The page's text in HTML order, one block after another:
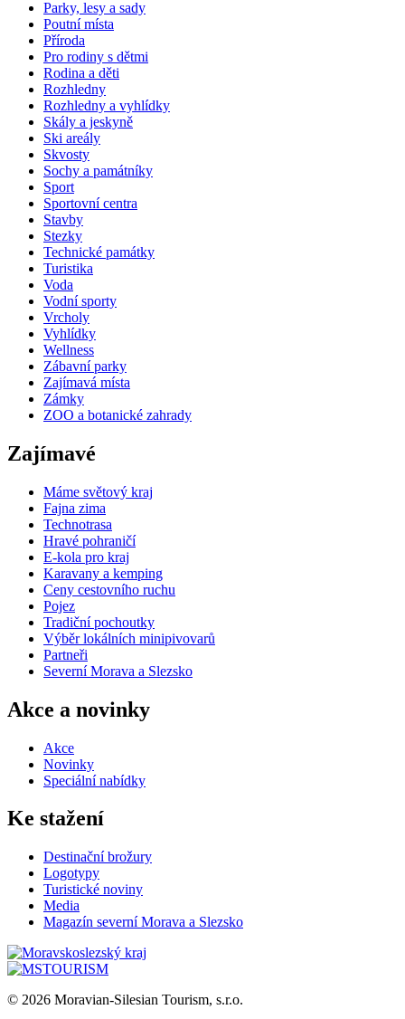
Parky, lesy a sady
Poutní místa
Příroda
Pro rodiny s dětmi
Rodina a děti
Rozhledny
Rozhledny a vyhlídky
Skály a jeskyně
Ski areály
Skvosty
Sochy a památníky
Sport
Sportovní centra
Stavby
Stezky
Technické památky
Turistika
Voda
Vodní sporty
Vrcholy
Vyhlídky
Wellness
Zábavní parky
Zajímavá místa
Zámky
ZOO a botanické zahrady
Zajímavé
Máme světový kraj
Fajna zima
Technotrasa
Hravé pohraničí
E-kola pro kraj
Karavany a kemping
Ceny cestovního ruchu
Pojez
Tradiční pochoutky
Výběr lokálních minipivovarů
Partneři
Severní Morava a Slezsko
Akce a novinky
Akce
Novinky
Speciální nabídky
Ke stažení
Destinační brožury
Logotypy
Turistické noviny
Media
Magazín severní Morava a Slezsko
© 2026 Moravian-Silesian Tourism, s.r.o.